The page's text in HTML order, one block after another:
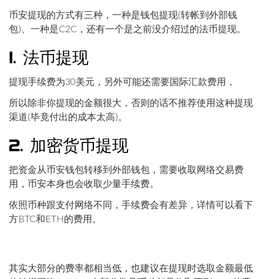
币安提现的方式有三种，一种是钱包提现(转帐到外部钱
包)、一种是C2C，还有一个是之前没介绍过的法币提现。
1. 法币提现
提现手续费为30美元，另外可能还需要国际汇款费用，
所以除非你提现的金额很大，否则的话不推荐使用这种提现
渠道(毕竟付出的成本太高)。
2. 加密货币提现
把资金从币安钱包转移到外部钱包，需要收取网络交易费
用，币安本身也会收取少量手续费。
依照币种跟支付网络不同，手续费会有差异，详情可以看下
方BTC和ETH的费用。
其实大部分的费率都相当低，也建议在提现时选取金额最低